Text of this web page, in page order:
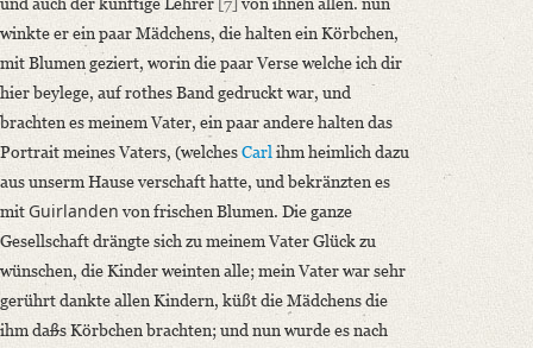
winkte er ein paar Mädchens, die halten ein Körbchen,
mit Blumen geziert, worin die paar Verse welche ich dir
hier beylege, auf rothes Band gedruckt war, und
brachten es meinem Vater, ein paar andere halten das
Portrait meines Vaters, (welchesCarl ihm heimlich dazu
aus unserm Hause verschaft hatte, und bekränzten es
mit Guirlandenvon frischen Blumen. Die ganze
Gesellschaft drängte sich zu meinem Vater Glück zu
wünschen, die Kinder weinten alle; mein Vater war sehr
gerührt dankte allen Kindern, küßt die Mädchens die
ihm daßs Körbchen brachten; und nun wurde es nach